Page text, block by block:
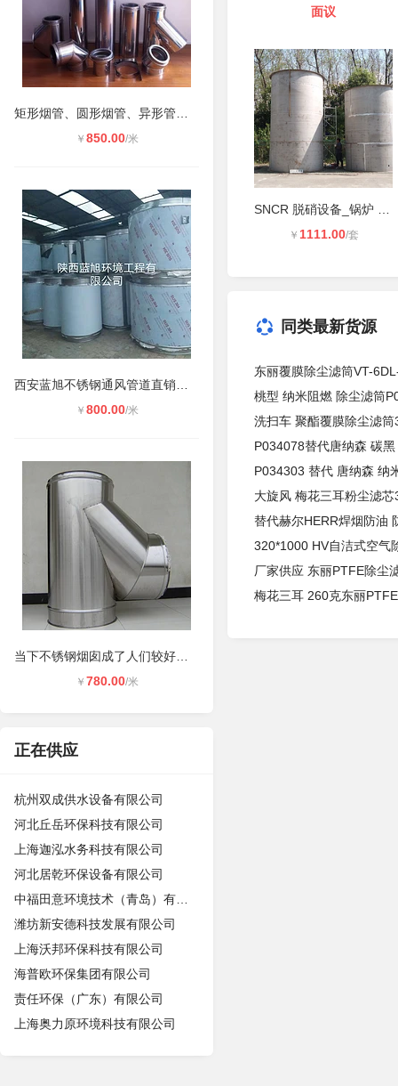
￥ 850.00/米
￥ 800.00/米
￥ 780.00/米
正在供应
杭州双成供水设备有限公司
河北丘岳环保科技有限公司
上海迦泓水务科技有限公司
河北居乾环保设备有限公司
潍坊新安德科技发展有限公司
上海沃邦环保科技有限公司
海普欧环保集团有限公司
责任环保（广东）有限公司
上海奥力原环境科技有限公司
面议
SNCR 脱硝设备_锅炉 SNCR 脱硝系统_
￥ 1111.00/套
同类最新货源
东丽覆膜除尘滤筒VT-
桃型 纳米阻燃 除尘滤筒
洗扫车 聚酯覆膜除尘滤
P034078替代唐纳森 碳
P034303 替代 唐纳森 纳
大旋风 梅花三耳粉尘滤
替代赫尔HERR焊烟防油
320*1000 HV自洁式空气
厂家供应 东丽PTFE除尘
梅花三耳 260克东丽